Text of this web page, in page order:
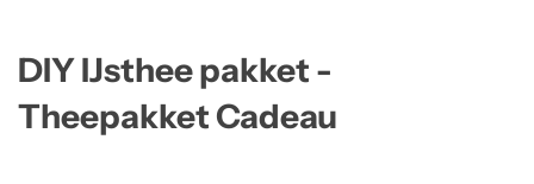
DIY IJsthee pakket -
Theepakket Cadeau